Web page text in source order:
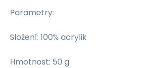
Parametry:
Složení: 100% acrylik
Hmotnost: 50 g